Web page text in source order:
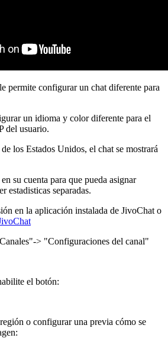
permite configurar un chat diferente para
un idioma y color diferente para el
del usuario.
los Estados Unidos, el chat se mostrará
su cuenta para que pueda asignar
estadisticas separadas.
en la aplicación instalada de JivoChat o
> "Configuraciones del canal"
el botón:
o configurar una previa cómo se